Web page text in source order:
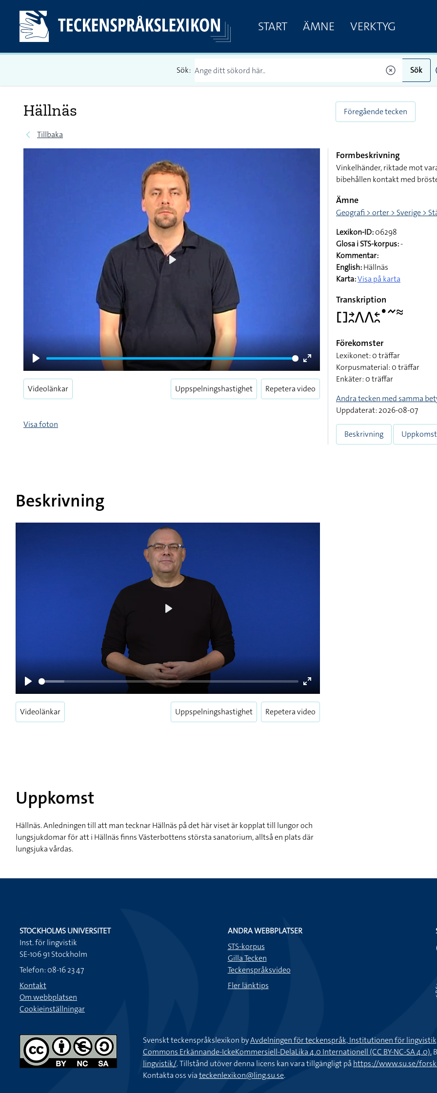
START ÄMNE VERKTYG
Sök: Sök
Hällnäs
Tillbaka
Föregående tecken
Play
Enter
fullscreen
Videolänkar Uppspelningshastighet Repetera video
Visa foton
Formbeskrivning
Vinkelhänder, riktade mot
bibehållen kontakt med
Ämne
Geografi > orter > Sverige >
Lexikon-ID:06298
Glosa i STS-korpus:-
Kommentar:
English:Hällnäs
Karta:Visa på karta
Transkription
􌤓􌥔􌥘􌤣􌤣􌥓􌥘􌤟􌥨􌦇
Förekomster
Lexikonet: 0 träffar
Korpusmaterial: 0 träffar
Enkäter: 0 träffar
Andra tecken med samma
Uppdaterat: 2026-08-07
Beskrivning Uppkomst
Beskrivning
Play
Enter
fullscreen
Videolänkar Uppspelningshastighet Repetera video
Uppkomst
Hällnäs. Anledningen till att man tecknar Hällnäs på det här viset är kopplat till lungor och
lungsjukdomar för att i Hällnäs finns Västerbottens största sanatorium, alltså en plats där
lungsjuka vårdas.
STOCKHOLMS UNIVERSITET
Inst. för lingvistik
SE-106 91 Stockholm
Telefon: 08-16 23 47
Kontakt
Om webbplatsen
Cookieinställningar
ANDRA WEBBPLATSER
STS-korpus
Gilla Tecken
Teckenspråksvideo
Fler länktips
Svenskt teckenspråkslexikon byAvdelningen för teckenspråk, Institutionen för
Commons Erkännande-IckeKommersiell-DelaLika 4.0 Internationell (CC BY-NC-SA 4.0).
lingvistik/. Tillstånd utöver denna licens kan vara tillgängligt på https://www.su.se/
Kontakta oss viateckenlexikon@ling.su.se.